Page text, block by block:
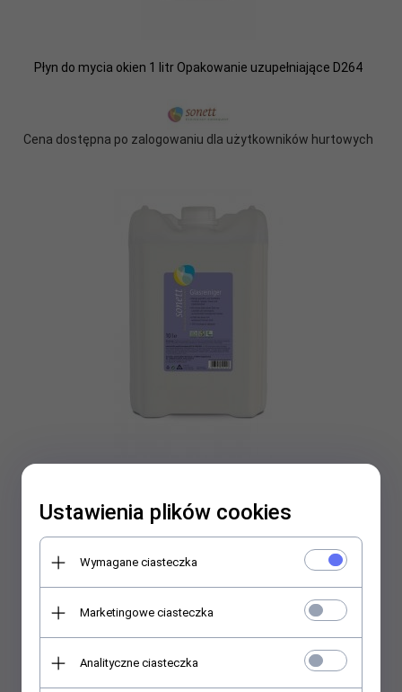
Płyn do mycia okien 1 litr Opakowanie uzupełniające D264
Cena dostępna po zalogowaniu dla użytkowników hurtowych
Cena dostępna po zalogowaniu dla użytkowników hurtowych
Ustawienia plików cookies
Wymagane ciasteczka
Marketingowe ciasteczka
Analityczne ciasteczka